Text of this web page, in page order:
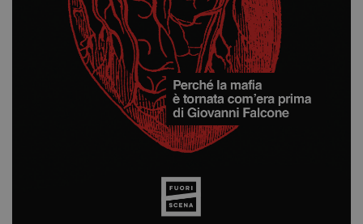
Diventa Partner
Fondazione Trame